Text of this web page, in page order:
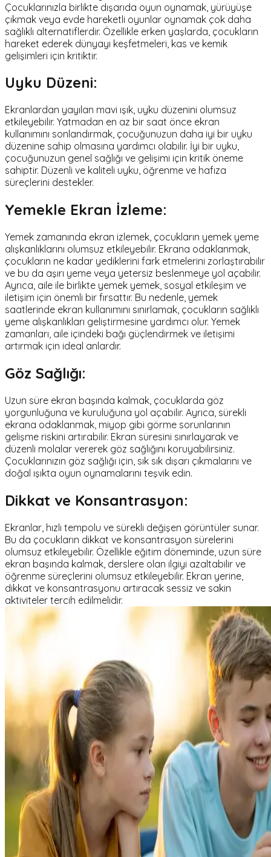
Çocuklarınızla birlikte dışarıda oyun oynamak, yürüyüşe
çıkmak veya evde hareketli oyunlar oynamak çok daha
sağlıklı alternatiflerdir. Özellikle erken yaşlarda, çocukların
hareket ederek dünyayı keşfetmeleri, kas ve kemik
gelişimleri için kritiktir.
Uyku Düzeni:
Ekranlardan yayılan mavi ışık, uyku düzenini olumsuz
etkileyebilir. Yatmadan en az bir saat önce ekran
kullanımını sonlandırmak, çocuğunuzun daha iyi bir uyku
düzenine sahip olmasına yardımcı olabilir. İyi bir uyku,
çocuğunuzun genel sağlığı ve gelişimi için kritik öneme
sahiptir. Düzenli ve kaliteli uyku, öğrenme ve hafıza
süreçlerini destekler.
Yemekle Ekran İzleme:
Yemek zamanında ekran izlemek, çocukların yemek yeme
alışkanlıklarını olumsuz etkileyebilir. Ekrana odaklanmak,
çocukların ne kadar yediklerini fark etmelerini zorlaştırabilir
ve bu da aşırı yeme veya yetersiz beslenmeye yol açabilir.
Ayrıca, aile ile birlikte yemek yemek, sosyal etkileşim ve
iletişim için önemli bir fırsattır. Bu nedenle, yemek
saatlerinde ekran kullanımını sınırlamak, çocukların sağlıklı
yeme alışkanlıkları geliştirmesine yardımcı olur. Yemek
zamanları, aile içindeki bağı güçlendirmek ve iletişimi
artırmak için ideal anlardır.
Göz Sağlığı:
Uzun süre ekran başında kalmak, çocuklarda göz
yorgunluğuna ve kuruluğuna yol açabilir. Ayrıca, sürekli
ekrana odaklanmak, miyop gibi görme sorunlarının
gelişme riskini artırabilir. Ekran süresini sınırlayarak ve
düzenli molalar vererek göz sağlığını koruyabilirsiniz.
Çocuklarınızın göz sağlığı için, sık sık dışarı çıkmalarını ve
doğal ışıkta oyun oynamalarını teşvik edin.
Dikkat ve Konsantrasyon:
Ekranlar, hızlı tempolu ve sürekli değişen görüntüler sunar.
Bu da çocukların dikkat ve konsantrasyon sürelerini
olumsuz etkileyebilir. Özellikle eğitim döneminde, uzun süre
ekran başında kalmak, derslere olan ilgiyi azaltabilir ve
öğrenme süreçlerini olumsuz etkileyebilir. Ekran yerine,
dikkat ve konsantrasyonu artıracak sessiz ve sakin
aktiviteler tercih edilmelidir.